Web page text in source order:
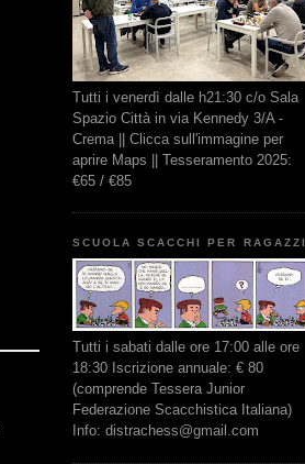
Tutti i venerdì dalle h21:30 c/o Sala
Spazio Città in via Kennedy 3/A -
Crema || Clicca sull'immagine per
aprire Maps || Tesseramento 2025:
€65 / €85
SCUOLA SCACCHI PER RAGAZZI
Tutti i sabati dalle ore 17:00 alle ore
18:30 Iscrizione annuale: € 80
(comprende Tessera Junior
Federazione Scacchistica Italiana)
Info: distrachess@gmail.com